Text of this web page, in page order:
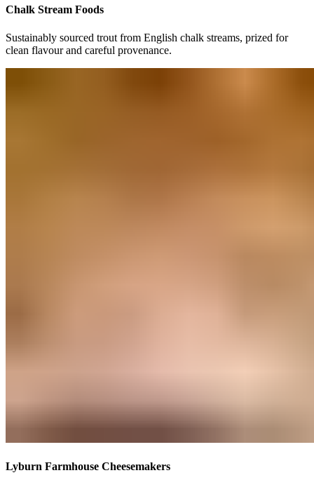
Chalk Stream Foods​​​​‌ ‍ ​‍​‍‌‍ ‌ ​‍‌‍‍‌‌‍‌ ‌‍‍‌‌‍ ‍​‍​‍​ ‍‍​‍​‍‌ ​ ‌‍​‌‌‍ ‍‌‍‍‌‌ ‌​‌ ‍‌​‍ ‍‌‍‍‌‌‍ ​‍​‍​‍ ​​‍​‍‌‍‍​‌ ​‍‌‍‌‌‌‍‌‍​‍​‍​ ‍‍​‍​‍‌‍‍​‌ ‌​‌ ‌​‌ ​​‌ ​ ​ ‍‍​‍ ​‍ ‌‍ ​​‍ ‌‌‍​‌‌‍ ‍‌‍‌​​‍ ‌‌ ​‍​‍ ‌‌‍‍​‌‍ ‌ ‌​‌‍‌‌‌‍ ​‌ ​ ​‍ ‌‌ ​ ‌ ‌​‌ ‌‌‌‍‌​‌‍‍‌‌‍ ​‍ ‍‌ ‌‍‌‍‌‌‌ ​‍‌‍​ ‌‍‌‌‌‍ ​​‍ ‍‌‍​‌‌ ​​‌ ​​​‍ ‌‍‍‌‌‍ ‍‌ ‌​‌‍‌‌‌‍ ‍‌ ‌​​‍ ‌‍‌‌‌‍‌​‌‍‍‌‌ ‌​​‍ ‌‍ ‌‌‍ ‌‍‌​‌‍‌‌​ ‌‌ ​​‌ ​‍‌‍‌‌‌ ​ ‌‍‌‌‌‍ ‍‌ ‌​‌‍​‌‌ ‌​‌‍‍‌‌‍ ‌‍ ‍​ ‍ ‌‍‍‌‌‍‌​​ ‌‌‍​‍​ ‌‌‌‍‌‌​ ‌ ‌‍​‌​ ​​​ ‍​‌‍​‌​‍ ‌‌‍‌​​ ‍‌‌‍​ ​ ‌‌​‍ ‌​ ‌​‌‍‌‌​ ‍‌​ ‌ ​‍ ‌‌‍​‍​ ​‍​ ‌‌‌‍​‌​‍ ‌​ ​‍​ ‌‌​ ​‌​ ‍‌​ ​‌​ ​‍‌‍​ ​ ​‍‌‍​ ‌‍​‌‌‍‌‍‌‍‌‌​ ‍ ‌ ‌​‌ ‍‌‌ ​​‌‍‌‌​ ‌‌‍‍​‌‍ ‌ ‌​‌‍‌‌‌‍ ​‌‌​ ‌‍‍‌‌ ‌​‌‍‌‌‌‌​​‌‍​‌‌‍‌ ‌‍‌‌​ ‍ ‌ ​​‌‍​‌‌ ‌​‌‍‍​​ ‌‌ ​​‌‍​‌‌‍‌ ‌‍‌‌‌​​‍‌ ‌‌‌‍‍‌‌‍ ​‌‍‌​‌‍‌‌‌ ​‍​‍‌‌​ ‌‌‌​​‍‌‌ ‌‍‍ ‌‍‌‌‌ ‍‌​‍‌‌​ ​ ‌​‌​​‍‌‌​ ​ ‌​‌​​‍‌‌​ ​‍​ ​‍​ ​ ‌‍​‍‌‍​‍​ ​‌‌‍​ ‌‍‌‌​ ‌‌‌‍‌‍‌‍​‌‌‍​‌​ ‌‍​ ‌‍​‍‌‌​ ​‍​ ​‍​‍‌‌​ ‌‌‌​‌​​‍ ‍‌ ​ ‌‍‌‌‌‍​ ‌ ‌​‌‍‍‌‌‍ ‌‍ ‍‌ ​ ​‍‌‌​ ‌‌‌​​‍‌‌ ‌‍‍ ‌‍‌‌‌ ‍‌​‍‌‌​ ​ ‌​‌​​‍‌‌​ ​ ‌​‌​​‍‌‌​ ​‍​ ​‍‌‍​ ​ ​ ‌‍​‍​ ‌ ‌‍‌‌​ ​​​ ​​‌‍‌​​ ‌ ​ ‍‌​ ‌ ‌‍​‌​‍‌‌​ ​‍​ ​‍​‍‌‌​ ‌‌‌​‌​​‍ ‍‌ ​ ‌‍‌‌‌‍​ ‌ ‌​‌‍‍‌‌‍ ‌‍ ‍‌​​ ‌‍ ‌‍ ‍‌ ‌​‌‍‌‌‌‍ ‍‌ ‌​​‍‌‌​ ‌‌‌​​‍‌‌ ‌‍‍ ‌‍‌‌‌ ‍‌​‍‌‌​ ​ ‌​‌​​‍‌‌​ ​ ‌​‌​​‍‌‌​ ​‍​ ​‍​ ‌​​ ‍​‌‍​‍​ ‌ ‌‍​‌​ ‌ ​ ‍​‌‍‌‌​ ‍‌‌‍​‍​ ‌​‌‍​ ​‍‌‌​ ​‍​ ​‍​‍‌‌​ ‌‌‌​‌​​‍ ‍‌ ‌​‌‍‍‌‌ ‌​‌‍ ​‌‍‌‌​ ‌‍​‍‌‍​‌‌ ​ ‌‍‌‌‌‌‌‌‌ ​‍‌‍ ​​ ‌‌‍‍​‌ ‌​‌ ‌​‌ ​​‌ ​ ​‍‌‌​ ​ ‌​​‌​‍‌‌​ ​‍‌​‌‍​‍‌‌​ ​‍‌​‌‍‌‍ ​​‍ ‌‌‍​‌‌‍ ‍‌‍‌​​‍ ‌‌ ​‍​‍ ‌‌‍‍​‌‍ ‌ ‌​‌‍‌‌‌‍ ​‌ ​ ​‍ ‌‌ ​ ‌ ‌​‌ ‌‌‌‍‌​‌‍‍‌‌‍ ​‍ ‍‌ ‌‍‌‍‌‌‌ ​‍‌‍​ ‌‍‌‌‌‍ ​​‍ ‍‌‍​‌‌ ​​‌ ​​​‍‌‍‌‍‍‌‌‍‌​​ ‌‌‍​‍​ ‌‌‌‍‌‌​ ‌ ‌‍​‌​ ​​​ ‍​‌‍​‌​‍ ‌‌‍‌​​ ‍‌‌‍​ ​ ‌‌​‍ ‌​ ‌​‌‍‌‌​ ‍‌​ ‌ ​‍ ‌‌‍​‍​ ​‍​ ‌‌‌‍​‌​‍ ‌​ ​‍​ ‌‌​ ​‌​ ‍‌​ ​‌​ ​‍‌‍​ ​ ​‍‌‍​ ‌‍​‌‌‍‌‍‌‍‌‌​‍‌‍‌ ‌​‌ ‍‌‌ ​​‌‍‌‌​ ‌‌‍‍​‌‍ ‌ ‌​‌‍‌‌‌‍ ​‌‌​ ‌‍‍‌‌ ‌​‌‍‌‌‌‌​​‌‍​‌‌‍‌ ‌‍‌‌​‍‌‍‌ ​​‌‍​‌‌ ‌​‌‍‍​​ ‌‌ ​​‌‍​‌‌‍‌ ‌‍‌‌‌​​‍‌ ‌‌‌‍‍‌‌‍ ​‌‍‌​‌‍‌‌‌ ​‍​‍‌‌​ ‌‌‌​​‍‌‌ ‌‍‍ ‌‍‌‌‌ ‍‌​‍‌‌​ ​ ‌​‌​​‍‌‌​ ​ ‌​‌​​‍‌‌​ ​‍​ ​‍​ ​ ‌‍​‍‌‍​‍​ ​‌‌‍​ ‌‍‌‌​ ‌‌‌‍‌‍‌‍​‌‌‍​‌​ ‌‍​ ‌‍​‍‌‌​ ​‍​ ​‍​‍‌‌​ ‌‌‌​‌​​‍ ‍‌ ​ ‌‍‌‌‌‍​ ‌ ‌​‌‍‍‌‌‍ ‌‍ ‍‌ ​ ​‍‌‌​ ‌‌‌​​‍‌‌ ‌‍‍ ‌‍‌‌‌ ‍‌​‍‌‌​ ​ ‌​‌​​‍‌‌​ ​ ‌​‌​​‍‌‌​ ​‍​ ​‍‌‍​ ​ ​ ‌‍​‍​ ‌ ‌‍‌‌​ ​​​ ​​‌‍‌​​ ‌ ​ ‍‌​ ‌ ‌‍​‌​‍‌‌​ ​‍​ ​‍​‍‌‌​ ‌‌‌​‌​​‍ ‍‌ ​ ‌‍‌‌‌‍​ ‌ ‌​‌‍‍‌‌‍ ‌‍ ‍‌​​ ‌‍ ‌‍ ‍‌ ‌​‌‍‌‌‌‍ ‍‌ ‌​​‍‌‌​ ‌‌‌​​‍‌‌ ‌‍‍ ‌‍‌‌‌ ‍‌​‍‌‌​ ​ ‌​‌​​‍‌‌​ ​ ‌​‌​​‍‌‌​ ​‍​ ​‍​ ‌​​ ‍​‌‍​‍​ ‌ ‌‍​‌​ ‌ ​ ‍​‌‍‌‌​ ‍‌‌‍​‍​ ‌​‌‍​ ​‍‌‌​ ​‍​ ​‍​‍‌‌​ ‌‌‌​‌​​‍ ‍‌ ‌​‌‍‍‌‌ ‌​‌‍ ​‌‍‌‌​‍‌‍‌ ​​‌‍‌‌‌ ​‍‌ ​ ‌ ​​‌‍‌‌‌‍​ ‌ ‌​‌‍‍‌‌ ‌‍‌‍‌‌​ ‌‌ ​​‌ ‌‌‌‍​‍‌‍ ​‌‍‍‌‌ ​ ‌‍‍​‌‍‌‌‌‍‌​​‍​‍‌ ‌
Sustainably sourced trout from English chalk streams, prized for
clean flavour and careful provenance. ​​​​‌ ‍ ​‍​‍‌‍ ‌ ​‍‌‍‍‌‌‍‌ ‌‍‍‌‌‍ ‍​‍​‍​ ‍‍​‍​‍‌ ​ ‌‍​‌‌‍ ‍‌‍‍‌‌ ‌​‌ ‍‌​‍ ‍‌‍‍‌‌‍ ​‍​‍​‍ ​​‍​‍‌‍‍​‌ ​‍‌‍‌‌‌‍‌‍​‍​‍​ ‍‍​‍​‍‌‍‍​‌ ‌​‌ ‌​‌ ​​‌ ​ ​ ‍‍​‍ ​‍ ‌‍ ​​‍ ‌‌‍​‌‌‍ ‍‌‍‌​​‍ ‌‌ ​‍​‍ ‌‌‍‍​‌‍ ‌ ‌​‌‍‌‌‌‍ ​‌ ​ ​‍ ‌‌ ​ ‌ ‌​‌ ‌‌‌‍‌​‌‍‍‌‌‍ ​‍ ‍‌ ‌‍‌‍‌‌‌ ​‍‌‍​ ‌‍‌‌‌‍ ​​‍ ‍‌‍​‌‌ ​​‌ ​​​‍ ‌‍‍‌‌‍ ‍‌ ‌​‌‍‌‌‌‍ ‍‌ ‌​​‍ ‌‍‌‌‌‍‌​‌‍‍‌‌ ‌​​‍ ‌‍ ‌‌‍ ‌‍‌​‌‍‌‌​ ‌‌ ​​‌ ​‍‌‍‌‌‌ ​ ‌‍‌‌‌‍ ‍‌ ‌​‌‍​‌‌ ‌​‌‍‍‌‌‍ ‌‍ ‍​ ‍ ‌‍‍‌‌‍‌​​ ‌‌‍​‍​ ‌‌‌‍‌‌​ ‌ ‌‍​‌​ ​​​ ‍​‌‍​‌​‍ ‌‌‍‌​​ ‍‌‌‍​ ​ ‌‌​‍ ‌​ ‌​‌‍‌‌​ ‍‌​ ‌ ​‍ ‌‌‍​‍​ ​‍​ ‌‌‌‍​‌​‍ ‌​ ​‍​ ‌‌​ ​‌​ ‍‌​ ​‌​ ​‍‌‍​ ​ ​‍‌‍​ ‌‍​‌‌‍‌‍‌‍‌‌​ ‍ ‌ ‌​‌ ‍‌‌ ​​‌‍‌‌​ ‌‌‍‍​‌‍ ‌ ‌​‌‍‌‌‌‍ ​‌‌​ ‌‍‍‌‌ ‌​‌‍‌‌‌‌​​‌‍​‌‌‍‌ ‌‍‌‌​ ‍ ‌ ​​‌‍​‌‌ ‌​‌‍‍​​ ‌‌ ​​‌‍​‌‌‍‌ ‌‍‌‌‌​​‍‌ ‌‌‌‍‍‌‌‍ ​‌‍‌​‌‍‌‌‌ ​‍​‍‌‌​ ‌‌‌​​‍‌‌ ‌‍‍ ‌‍‌‌‌ ‍‌​‍‌‌​ ​ ‌​‌​​‍‌‌​ ​ ‌​‌​​‍‌‌​ ​‍​ ​‍​ ​ ‌‍​‍‌‍​‍​ ​‌‌‍​ ‌‍‌‌​ ‌‌‌‍‌‍‌‍​‌‌‍​‌​ ‌‍​ ‌‍​‍‌‌​ ​‍​ ​‍​‍‌‌​ ‌‌‌​‌​​‍ ‍‌ ​ ‌‍‌‌‌‍​ ‌ ‌​‌‍‍‌‌‍ ‌‍ ‍‌ ​ ​‍‌‌​ ‌‌‌​​‍‌‌ ‌‍‍ ‌‍‌‌‌ ‍‌​‍‌‌​ ​ ‌​‌​​‍‌‌​ ​ ‌​‌​​‍‌‌​ ​‍​ ​‍‌‍​ ​ ​ ‌‍​‍​ ‌ ‌‍‌‌​ ​​​ ​​‌‍‌​​ ‌ ​ ‍‌​ ‌ ‌‍​‌​‍‌‌​ ​‍​ ​‍​‍‌‌​ ‌‌‌​‌​​‍ ‍‌ ​ ‌‍‌‌‌‍​ ‌ ‌​‌‍‍‌‌‍ ‌‍ ‍‌​​ ‌‍ ‌‍ ‍‌ ‌​‌‍‌‌‌‍ ‍‌ ‌​​‍‌‌​ ‌‌‌​​‍‌‌ ‌‍‍ ‌‍‌‌‌ ‍‌​‍‌‌​ ​ ‌​‌​​‍‌‌​ ​ ‌​‌​​‍‌‌​ ​‍​ ​‍​ ‌​​ ‍​‌‍​‍​ ‌ ‌‍​‌​ ‌ ​ ‍​‌‍‌‌​ ‍‌‌‍​‍​ ‌​‌‍​ ​‍‌‌​ ​‍​ ​‍​‍‌‌​ ‌‌‌​‌​​‍ ‍‌‍‌‌‌ ‍​‌‍​ ‌‍‌‌‌ ​‍‌ ​​‌ ‌​​ ‌‍​‍‌‍​‌‌ ​ ‌‍‌‌‌‌‌‌‌ ​‍‌‍ ​​ ‌‌‍‍​‌ ‌​‌ ‌​‌ ​​‌ ​ ​‍‌‌​ ​ ‌​​‌​‍‌‌​ ​‍‌​‌‍​‍‌‌​ ​‍‌​‌‍‌‍ ​​‍ ‌‌‍​‌‌‍ ‍‌‍‌​​‍ ‌‌ ​‍​‍ ‌‌‍‍​‌‍ ‌ ‌​‌‍‌‌‌‍ ​‌ ​ ​‍ ‌‌ ​ ‌ ‌​‌ ‌‌‌‍‌​‌‍‍‌‌‍ ​‍ ‍‌ ‌‍‌‍‌‌‌ ​‍‌‍​ ‌‍‌‌‌‍ ​​‍ ‍‌‍​‌‌ ​​‌ ​​​‍‌‍‌‍‍‌‌‍‌​​ ‌‌‍​‍​ ‌‌‌‍‌‌​ ‌ ‌‍​‌​ ​​​ ‍​‌‍​‌​‍ ‌‌‍‌​​ ‍‌‌‍​ ​ ‌‌​‍ ‌​ ‌​‌‍‌‌​ ‍‌​ ‌ ​‍ ‌‌‍​‍​ ​‍​ ‌‌‌‍​‌​‍ ‌​ ​‍​ ‌‌​ ​‌​ ‍‌​ ​‌​ ​‍‌‍​ ​ ​‍‌‍​ ‌‍​‌‌‍‌‍‌‍‌‌​‍‌‍‌ ‌​‌ ‍‌‌ ​​‌‍‌‌​ ‌‌‍‍​‌‍ ‌ ‌​‌‍‌‌‌‍ ​‌‌​ ‌‍‍‌‌ ‌​‌‍‌‌‌‌​​‌‍​‌‌‍‌ ‌‍‌‌​‍‌‍‌ ​​‌‍​‌‌ ‌​‌‍‍​​ ‌‌ ​​‌‍​‌‌‍‌ ‌‍‌‌‌​​‍‌ ‌‌‌‍‍‌‌‍ ​‌‍‌​‌‍‌‌‌ ​‍​‍‌‌​ ‌‌‌​​‍‌‌ ‌‍‍ ‌‍‌‌‌ ‍‌​‍‌‌​ ​ ‌​‌​​‍‌‌​ ​ ‌​‌​​‍‌‌​ ​‍​ ​‍​ ​ ‌‍​‍‌‍​‍​ ​‌‌‍​ ‌‍‌‌​ ‌‌‌‍‌‍‌‍​‌‌‍​‌​ ‌‍​ ‌‍​‍‌‌​ ​‍​ ​‍​‍‌‌​ ‌‌‌​‌​​‍ ‍‌ ​ ‌‍‌‌‌‍​ ‌ ‌​‌‍‍‌‌‍ ‌‍ ‍‌ ​ ​‍‌‌​ ‌‌‌​​‍‌‌ ‌‍‍ ‌‍‌‌‌ ‍‌​‍‌‌​ ​ ‌​‌​​‍‌‌​ ​ ‌​‌​​‍‌‌​ ​‍​ ​‍‌‍​ ​ ​ ‌‍​‍​ ‌ ‌‍‌‌​ ​​​ ​​‌‍‌​​ ‌ ​ ‍‌​ ‌ ‌‍​‌​‍‌‌​ ​‍​ ​‍​‍‌‌​ ‌‌‌​‌​​‍ ‍‌ ​ ‌‍‌‌‌‍​ ‌ ‌​‌‍‍‌‌‍ ‌‍ ‍‌​​ ‌‍ ‌‍ ‍‌ ‌​‌‍‌‌‌‍ ‍‌ ‌​​‍‌‌​ ‌‌‌​​‍‌‌ ‌‍‍ ‌‍‌‌‌ ‍‌​‍‌‌​ ​ ‌​‌​​‍‌‌​ ​ ‌​‌​​‍‌‌​ ​‍​ ​‍​ ‌​​ ‍​‌‍​‍​ ‌ ‌‍​‌​ ‌ ​ ‍​‌‍‌‌​ ‍‌‌‍​‍​ ‌​‌‍​ ​‍‌‌​ ​‍​ ​‍​‍‌‌​ ‌‌‌​‌​​‍ ‍‌‍‌‌‌ ‍​‌‍​ ‌‍‌‌‌ ​‍‌ ​​‌ ‌​​‍‌‍‌ ​​‌‍‌‌‌ ​‍‌ ​ ‌ ​​‌‍‌‌‌‍​ ‌ ‌​‌‍‍‌‌ ‌‍‌‍‌‌​ ‌‌ ​​‌ ‌‌‌‍​‍‌‍ ​‌‍‍‌‌ ​ ‌‍‍​‌‍‌‌‌‍‌​​‍​‍‌ ‌
Lyburn Farmhouse Cheesemakers​​​​‌ ‍ ​‍​‍‌‍ ‌ ​‍‌‍‍‌‌‍‌ ‌‍‍‌‌‍ ‍​‍​‍​ ‍‍​‍​‍‌ ​ ‌‍​‌‌‍ ‍‌‍‍‌‌ ‌​‌ ‍‌​‍ ‍‌‍‍‌‌‍ ​‍​‍​‍ ​​‍​‍‌‍‍​‌ ​‍‌‍‌‌‌‍‌‍​‍​‍​ ‍‍​‍​‍‌‍‍​‌ ‌​‌ ‌​‌ ​​‌ ​ ​ ‍‍​‍ ​‍ ‌‍ ​​‍ ‌‌‍​‌‌‍ ‍‌‍‌​​‍ ‌‌ ​‍​‍ ‌‌‍‍​‌‍ ‌ ‌​‌‍‌‌‌‍ ​‌ ​ ​‍ ‌‌ ​ ‌ ‌​‌ ‌‌‌‍‌​‌‍‍‌‌‍ ​‍ ‍‌ ‌‍‌‍‌‌‌ ​‍‌‍​ ‌‍‌‌‌‍ ​​‍ ‍‌‍​‌‌ ​​‌ ​​​‍ ‌‍‍‌‌‍ ‍‌ ‌​‌‍‌‌‌‍ ‍‌ ‌​​‍ ‌‍‌‌‌‍‌​‌‍‍‌‌ ‌​​‍ ‌‍ ‌‌‍ ‌‍‌​‌‍‌‌​ ‌‌ ​​‌ ​‍‌‍‌‌‌ ​ ‌‍‌‌‌‍ ‍‌ ‌​‌‍​‌‌ ‌​‌‍‍‌‌‍ ‌‍ ‍​ ‍ ‌‍‍‌‌‍‌​​ ‌‌‍​‍​ ‌‌‌‍‌‌​ ‌ ‌‍​‌​ ​​​ ‍​‌‍​‌​‍ ‌‌‍‌​​ ‍‌‌‍​ ​ ‌‌​‍ ‌​ ‌​‌‍‌‌​ ‍‌​ ‌ ​‍ ‌‌‍​‍​ ​‍​ ‌‌‌‍​‌​‍ ‌​ ​‍​ ‌‌​ ​‌​ ‍‌​ ​‌​ ​‍‌‍​ ​ ​‍‌‍​ ‌‍​‌‌‍‌‍‌‍‌‌​ ‍ ‌ ‌​‌ ‍‌‌ ​​‌‍‌‌​ ‌‌‍‍​‌‍ ‌ ‌​‌‍‌‌‌‍ ​‌‌​ ‌‍‍‌‌ ‌​‌‍‌‌‌‌​​‌‍​‌‌‍‌ ‌‍‌‌​ ‍ ‌ ​​‌‍​‌‌ ‌​‌‍‍​​ ‌‌ ​​‌‍​‌‌‍‌ ‌‍‌‌‌​​‍‌ ‌‌‌‍‍‌‌‍ ​‌‍‌​‌‍‌‌‌ ​‍​‍‌‌​ ‌‌‌​​‍‌‌ ‌‍‍ ‌‍‌‌‌ ‍‌​‍‌‌​ ​ ‌​‌​​‍‌‌​ ​ ‌​‌​​‍‌‌​ ​‍​ ​‍​ ​ ‌‍​‍‌‍​‍​ ​‌‌‍​ ‌‍‌‌​ ‌‌‌‍‌‍‌‍​‌‌‍​‌​ ‌‍​ ‌‍​‍‌‌​ ​‍​ ​‍​‍‌‌​ ‌‌‌​‌​​‍ ‍‌ ​ ‌‍‌‌‌‍​ ‌ ‌​‌‍‍‌‌‍ ‌‍ ‍‌ ​ ​‍‌‌​ ‌‌‌​​‍‌‌ ‌‍‍ ‌‍‌‌‌ ‍‌​‍‌‌​ ​ ‌​‌​​‍‌‌​ ​ ‌​‌​​‍‌‌​ ​‍​ ​‍‌‍​ ​ ​ ‌‍​‍​ ‌ ‌‍‌‌​ ​​​ ​​‌‍‌​​ ‌ ​ ‍‌​ ‌ ‌‍​‌​‍‌‌​ ​‍​ ​‍​‍‌‌​ ‌‌‌​‌​​‍ ‍‌ ​ ‌‍‌‌‌‍​ ‌ ‌​‌‍‍‌‌‍ ‌‍ ‍‌​​ ‌‍ ‌‍ ‍‌ ‌​‌‍‌‌‌‍ ‍‌ ‌​​‍‌‌​ ‌‌‌​​‍‌‌ ‌‍‍ ‌‍‌‌‌ ‍‌​‍‌‌​ ​ ‌​‌​​‍‌‌​ ​ ‌​‌​​‍‌‌​ ​‍​ ​‍​ ‌‌​ ​‌​ ​​​ ‌‌‌‍​‍‌‍​‍​ ​‌​ ​‌‌‍​‌‌‍‌‌​ ‌ ‌‍‌‌​‍‌‌​ ​‍​ ​‍​‍‌‌​ ‌‌‌​‌​​‍ ‍‌ ‌​‌‍‍‌‌ ‌​‌‍ ​‌‍‌‌​ ‌‍​‍‌‍​‌‌ ​ ‌‍‌‌‌‌‌‌‌ ​‍‌‍ ​​ ‌‌‍‍​‌ ‌​‌ ‌​‌ ​​‌ ​ ​‍‌‌​ ​ ‌​​‌​‍‌‌​ ​‍‌​‌‍​‍‌‌​ ​‍‌​‌‍‌‍ ​​‍ ‌‌‍​‌‌‍ ‍‌‍‌​​‍ ‌‌ ​‍​‍ ‌‌‍‍​‌‍ ‌ ‌​‌‍‌‌‌‍ ​‌ ​ ​‍ ‌‌ ​ ‌ ‌​‌ ‌‌‌‍‌​‌‍‍‌‌‍ ​‍ ‍‌ ‌‍‌‍‌‌‌ ​‍‌‍​ ‌‍‌‌‌‍ ​​‍ ‍‌‍​‌‌ ​​‌ ​​​‍‌‍‌‍‍‌‌‍‌​​ ‌‌‍​‍​ ‌‌‌‍‌‌​ ‌ ‌‍​‌​ ​​​ ‍​‌‍​‌​‍ ‌‌‍‌​​ ‍‌‌‍​ ​ ‌‌​‍ ‌​ ‌​‌‍‌‌​ ‍‌​ ‌ ​‍ ‌‌‍​‍​ ​‍​ ‌‌‌‍​‌​‍ ‌​ ​‍​ ‌‌​ ​‌​ ‍‌​ ​‌​ ​‍‌‍​ ​ ​‍‌‍​ ‌‍​‌‌‍‌‍‌‍‌‌​‍‌‍‌ ‌​‌ ‍‌‌ ​​‌‍‌‌​ ‌‌‍‍​‌‍ ‌ ‌​‌‍‌‌‌‍ ​‌‌​ ‌‍‍‌‌ ‌​‌‍‌‌‌‌​​‌‍​‌‌‍‌ ‌‍‌‌​‍‌‍‌ ​​‌‍​‌‌ ‌​‌‍‍​​ ‌‌ ​​‌‍​‌‌‍‌ ‌‍‌‌‌​​‍‌ ‌‌‌‍‍‌‌‍ ​‌‍‌​‌‍‌‌‌ ​‍​‍‌‌​ ‌‌‌​​‍‌‌ ‌‍‍ ‌‍‌‌‌ ‍‌​‍‌‌​ ​ ‌​‌​​‍‌‌​ ​ ‌​‌​​‍‌‌​ ​‍​ ​‍​ ​ ‌‍​‍‌‍​‍​ ​‌‌‍​ ‌‍‌‌​ ‌‌‌‍‌‍‌‍​‌‌‍​‌​ ‌‍​ ‌‍​‍‌‌​ ​‍​ ​‍​‍‌‌​ ‌‌‌​‌​​‍ ‍‌ ​ ‌‍‌‌‌‍​ ‌ ‌​‌‍‍‌‌‍ ‌‍ ‍‌ ​ ​‍‌‌​ ‌‌‌​​‍‌‌ ‌‍‍ ‌‍‌‌‌ ‍‌​‍‌‌​ ​ ‌​‌​​‍‌‌​ ​ ‌​‌​​‍‌‌​ ​‍​ ​‍‌‍​ ​ ​ ‌‍​‍​ ‌ ‌‍‌‌​ ​​​ ​​‌‍‌​​ ‌ ​ ‍‌​ ‌ ‌‍​‌​‍‌‌​ ​‍​ ​‍​‍‌‌​ ‌‌‌​‌​​‍ ‍‌ ​ ‌‍‌‌‌‍​ ‌ ‌​‌‍‍‌‌‍ ‌‍ ‍‌​​ ‌‍ ‌‍ ‍‌ ‌​‌‍‌‌‌‍ ‍‌ ‌​​‍‌‌​ ‌‌‌​​‍‌‌ ‌‍‍ ‌‍‌‌‌ ‍‌​‍‌‌​ ​ ‌​‌​​‍‌‌​ ​ ‌​‌​​‍‌‌​ ​‍​ ​‍​ ‌‌​ ​‌​ ​​​ ‌‌‌‍​‍‌‍​‍​ ​‌​ ​‌‌‍​‌‌‍‌‌​ ‌ ‌‍‌‌​‍‌‌​ ​‍​ ​‍​‍‌‌​ ‌‌‌​‌​​‍ ‍‌ ‌​‌‍‍‌‌ ‌​‌‍ ​‌‍‌‌​‍‌‍‌ ​​‌‍‌‌‌ ​‍‌ ​ ‌ ​​‌‍‌‌‌‍​ ‌ ‌​‌‍‍‌‌ ‌‍‌‍‌‌​ ‌‌ ​​‌ ‌‌‌‍​‍‌‍ ​‌‍‍‌‌ ​ ‌‍‍​‌‍‌‌‌‍‌​​‍​‍‌ ‌